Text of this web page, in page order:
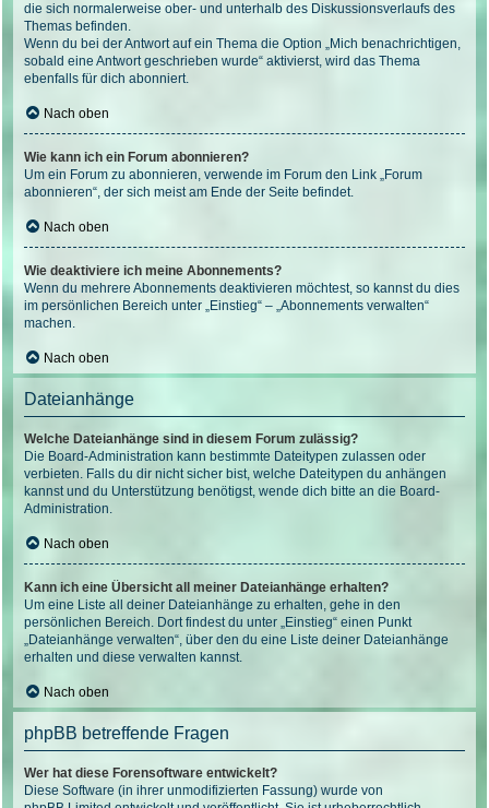
die sich normalerweise ober- und unterhalb des Diskussionsverlaufs des
Themas befinden.
Wenn du bei der Antwort auf ein Thema die Option „Mich benachrichtigen,
sobald eine Antwort geschrieben wurde“ aktivierst, wird das Thema
ebenfalls für dich abonniert.
Nach oben
Wie kann ich ein Forum abonnieren?
Um ein Forum zu abonnieren, verwende im Forum den Link „Forum
abonnieren“, der sich meist am Ende der Seite befindet.
Nach oben
Wie deaktiviere ich meine Abonnements?
Wenn du mehrere Abonnements deaktivieren möchtest, so kannst du dies
im persönlichen Bereich unter „Einstieg“ – „Abonnements verwalten“
machen.
Nach oben
Dateianhänge
Welche Dateianhänge sind in diesem Forum zulässig?
Die Board-Administration kann bestimmte Dateitypen zulassen oder
verbieten. Falls du dir nicht sicher bist, welche Dateitypen du anhängen
kannst und du Unterstützung benötigst, wende dich bitte an die Board-
Administration.
Nach oben
Kann ich eine Übersicht all meiner Dateianhänge erhalten?
Um eine Liste all deiner Dateianhänge zu erhalten, gehe in den
persönlichen Bereich. Dort findest du unter „Einstieg“ einen Punkt
„Dateianhänge verwalten“, über den du eine Liste deiner Dateianhänge
erhalten und diese verwalten kannst.
Nach oben
phpBB betreffende Fragen
Wer hat diese Forensoftware entwickelt?
Diese Software (in ihrer unmodifizierten Fassung) wurde von